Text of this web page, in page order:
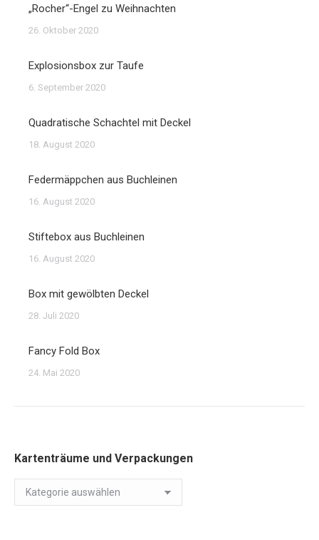
„Rocher“-Engel zu Weihnachten
26. Oktober 2020
Explosionsbox zur Taufe
6. September 2020
Quadratische Schachtel mit Deckel
18. August 2020
Federmäppchen aus Buchleinen
16. August 2020
Stiftebox aus Buchleinen
16. August 2020
Box mit gewölbten Deckel
28. Juli 2020
Fancy Fold Box
24. Mai 2020
Kartenträume und Verpackungen
Kartenträume
und